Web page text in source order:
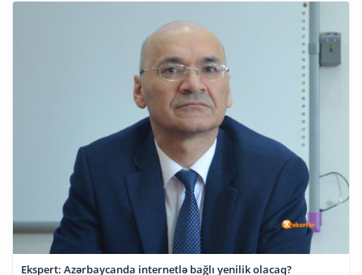
Ekspert: Azərbaycanda internetlə bağlı yenilik olacaq?